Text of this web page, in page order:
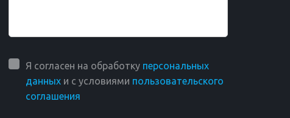
Я согласен на обработку персональных
данных и с условиями пользовательского
соглашения